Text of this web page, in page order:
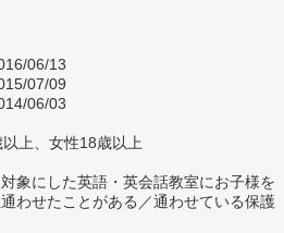
06/13
07/09
06/03
上、女性18歳以上
象にした英語・英会話教室にお子様を
わせたことがある／通わせている保護